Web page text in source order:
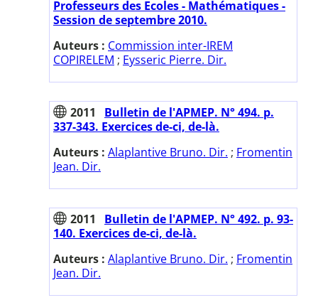
Professeurs des Ecoles - Mathématiques -
Session de septembre 2010.
Auteurs : Commission inter-IREM
COPIRELEM ; Eysseric Pierre. Dir.
2011
Bulletin de l'APMEP. N° 494. p.
337-343. Exercices de-ci, de-là.
Auteurs : Alaplantive Bruno. Dir. ; Fromentin
Jean. Dir.
2011
Bulletin de l'APMEP. N° 492. p. 93-
140. Exercices de-ci, de-là.
Auteurs : Alaplantive Bruno. Dir. ; Fromentin
Jean. Dir.